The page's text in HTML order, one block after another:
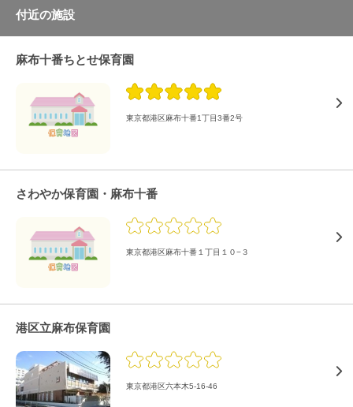
付近の施設
麻布十番ちとせ保育園
東京都港区麻布十番1丁目3番2号
さわやか保育園・麻布十番
東京都港区麻布十番１丁目１０−３
港区立麻布保育園
東京都港区六本木5-16-46